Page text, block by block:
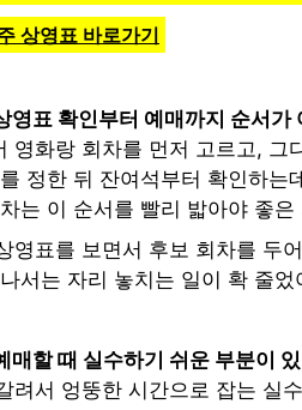
상영표 바로가기
영표 확인부터 예매까지 순서가
영화랑 회차를 먼저 고르고,
정한 뒤 잔여석부터 확인하
는 이 순서를 빨리 밟아야 좋은
영표를 보면서 후보 회차를 두
서는 자리 놓치는 일이 확 줄었
매할 때 실수하기 쉬운 부분이
려서 엉뚱한 시간으로 잡는 실